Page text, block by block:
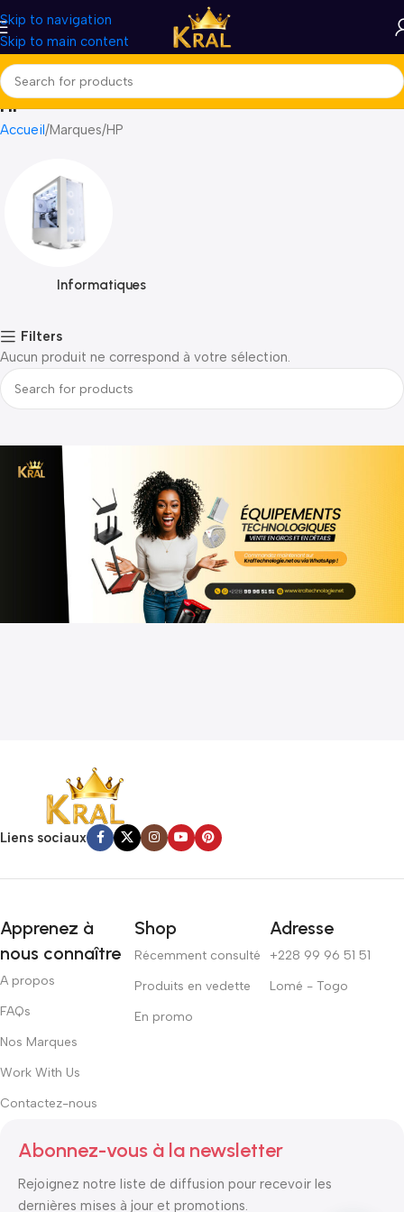
Skip to navigation
Skip to main content
HP
Accueil Marques HP
Informatiques
Filters
Aucun produit ne correspond à votre sélection.
Liens sociaux
Apprenez à
nous connaître
A propos
FAQs
Nos Marques
Work With Us
Contactez-nous
Shop
Récemment consulté
Produits en vedette
En promo
Adresse
+228 99 96 51 51
Lomé - Togo
Abonnez-vous à la newsletter
Rejoignez notre liste de diffusion pour recevoir les
dernières mises à jour et promotions.